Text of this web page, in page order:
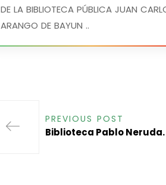
DE LA BIBLIOTECA PÚBLICA JUAN
ARANGO DE BAYUN ..
PREVIOUS POST
Biblioteca Pablo Neruda.